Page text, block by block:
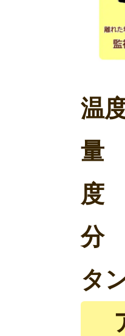
温
量
度
分
タ